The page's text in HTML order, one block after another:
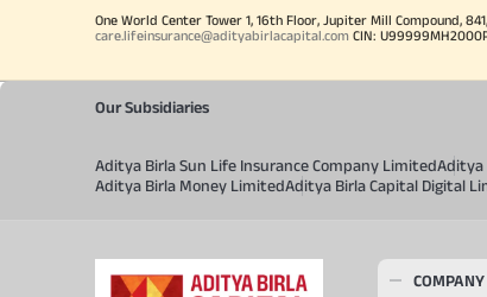
One World Center Tower 1, 16th Floor, Jupiter Mill Compound,
care.lifeinsurance@adityabirlacapital.com CIN:
Our Subsidiaries
Aditya Birla Sun Life Insurance Company LimitedAditya
Aditya Birla Money LimitedAditya Birla Capital Digital
COMPANY